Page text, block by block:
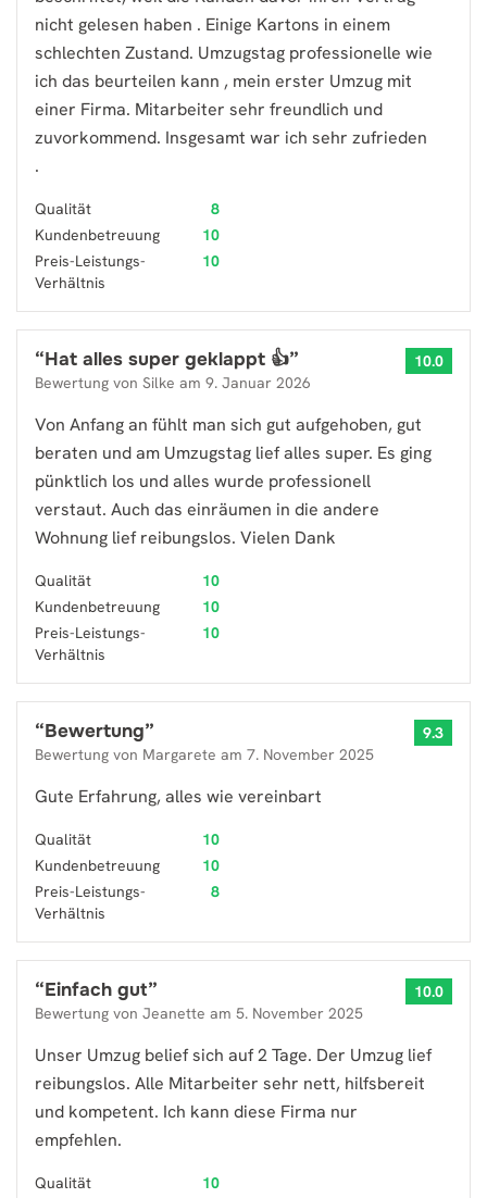
nicht gelesen haben . Einige Kartons in einem
schlechten Zustand. Umzugstag professionelle wie
ich das beurteilen kann , mein erster Umzug mit
einer Firma. Mitarbeiter sehr freundlich und
zuvorkommend. Insgesamt war ich sehr zufrieden
.
Qualität
8
Kundenbetreuung
10
Preis-Leistungs-
Verhältnis
10
“Hat alles super geklappt 👍”
Bewertung von Silke am 9. Januar 2026
10.0
Von Anfang an fühlt man sich gut aufgehoben, gut
beraten und am Umzugstag lief alles super. Es ging
pünktlich los und alles wurde professionell
verstaut. Auch das einräumen in die andere
Wohnung lief reibungslos. Vielen Dank
Qualität
10
Kundenbetreuung
10
Preis-Leistungs-
Verhältnis
10
“Bewertung”
Bewertung von Margarete am 7. November 2025
9.3
Gute Erfahrung, alles wie vereinbart
Qualität
10
Kundenbetreuung
10
Preis-Leistungs-
Verhältnis
8
“Einfach gut”
Bewertung von Jeanette am 5. November 2025
10.0
Unser Umzug belief sich auf 2 Tage. Der Umzug lief
reibungslos. Alle Mitarbeiter sehr nett, hilfsbereit
und kompetent. Ich kann diese Firma nur
empfehlen.
Qualität
10